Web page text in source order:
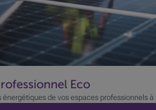
Eco
énergétiques de vos espaces professionnels